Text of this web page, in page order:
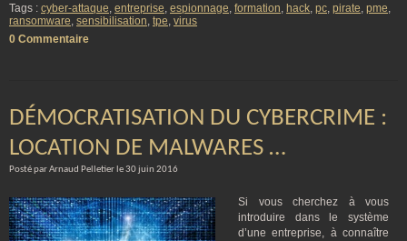
Tags : cyber-attaque, entreprise, espionnage, formation, hack, pc, pirate, pme,
ransomware, sensibilisation, tpe, virus
0 Commentaire
DÉMOCRATISATION DU CYBERCRIME :
LOCATION DE MALWARES …
Posté par Arnaud Pelletier le 30 juin 2016
Si vous cherchez à vous
introduire dans le système
d’une entreprise, à connaître